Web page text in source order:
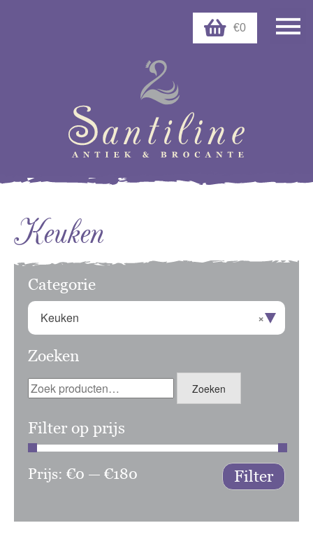
€0
Keuken
Categorie
×
Keuken
Zoeken
Zoeken
naar:
Zoeken
Filter op prijs
Min.
Max.
Filter
Prijs: €0 — €180